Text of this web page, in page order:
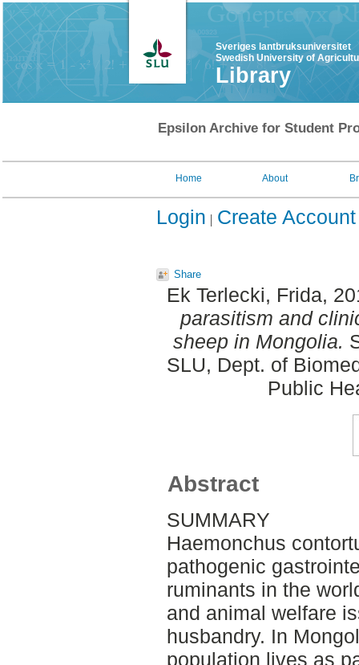
Sveriges lantbruksuniversitet
Swedish University of
Library
Epsilon Archive for Student
Home About
Login Create Account
Share
Ek Terlecki, Frida,
parasitism and
sheep in Mongolia.
SLU, Dept. of
Public
Abstract
SUMMARY
Haemonchus
pathogenic
ruminants in the
and animal welfare
husbandry. In
population lives as